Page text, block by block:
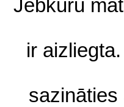
Jebkuru
ir
sazināties